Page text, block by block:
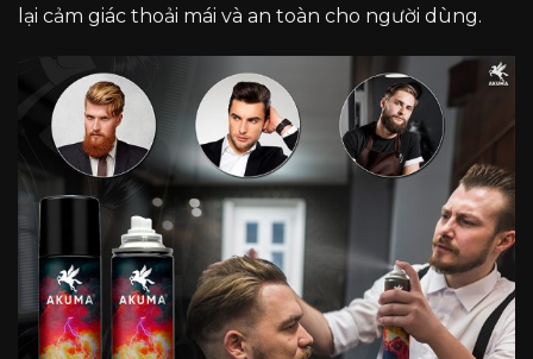
lại cảm giác thoải mái và an toàn cho người dùng.